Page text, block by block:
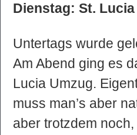
Dienstag: St.
Untertags wurde
Am Abend ging es
Lucia Umzug.
muss man’s aber
aber trotzdem